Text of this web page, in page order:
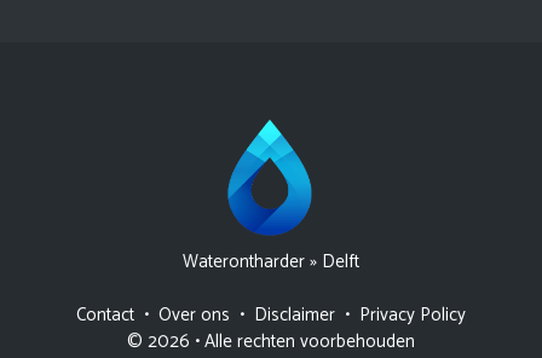
Waterontharder» Delft
Contact • Over ons • Disclaimer • Privacy Policy
© 2026 • Alle rechten voorbehouden